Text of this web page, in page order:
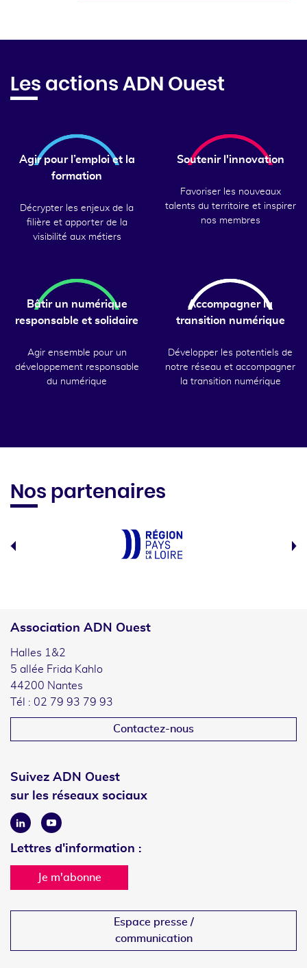
Les actions ADN Ouest
Agir pour l’emploi et la
formation
Décrypter les enjeux de la
filière et apporter de la
visibilité aux métiers
Soutenir l'innovation
Favoriser les nouveaux
talents du territoire et inspirer
nos membres
Bâtir un numérique
responsable et solidaire
Agir ensemble pour un
développement responsable
du numérique
Accompagner la
transition numérique
Développer les potentiels de
notre réseau et accompagner
la transition numérique
Nos partenaires
Association ADN Ouest
Halles 1&2
5 allée Frida Kahlo
44200 Nantes
Tél : 02 79 93 79 93
Contactez-nous
Suivez ADN Ouest
sur les réseaux sociaux
LinkedinYoutube
Lettres d'information :
Je m'abonne
Espace presse /
communication